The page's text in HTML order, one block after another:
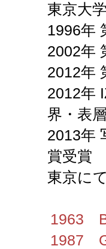
東京大
1996年
2002年
2012年
2012年
界・表
2013年
賞受賞
東京に
1963
1987